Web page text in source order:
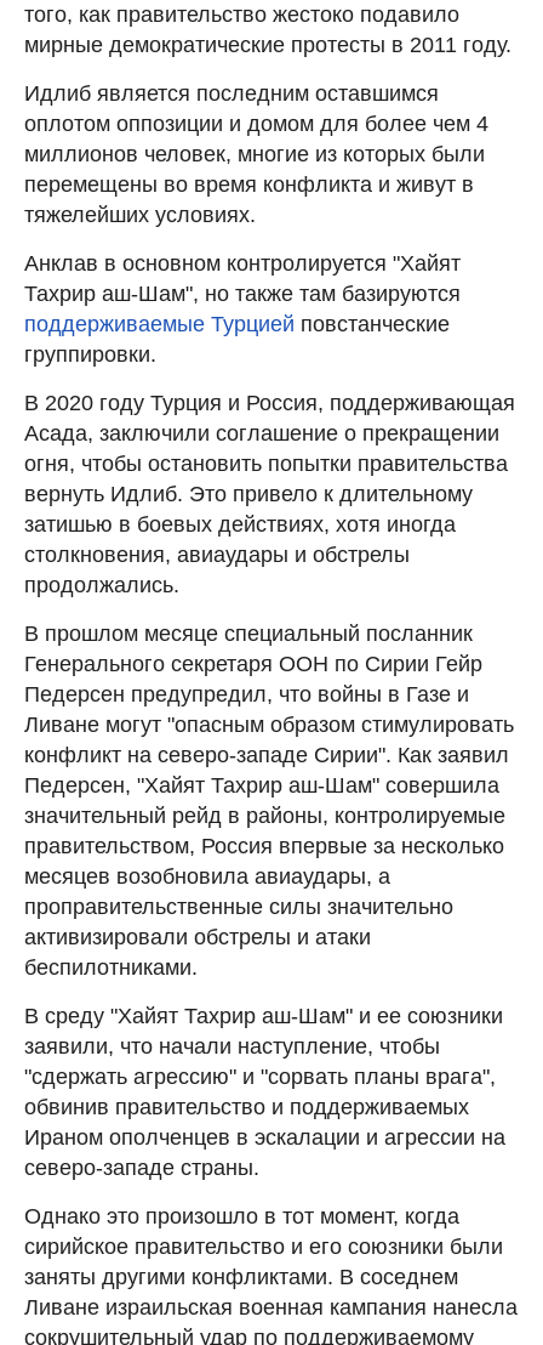
того, как правительство жестоко подавило
мирные демократические протесты в 2011 году.
Идлиб является последним оставшимся
оплотом оппозиции и домом для более чем 4
миллионов человек, многие из которых были
перемещены во время конфликта и живут в
тяжелейших условиях.
Анклав в основном контролируется "Хайят
Тахрир аш-Шам", но также там базируются
поддерживаемые Турцией повстанческие
группировки.
В 2020 году Турция и Россия, поддерживающая
Асада, заключили соглашение о прекращении
огня, чтобы остановить попытки правительства
вернуть Идлиб. Это привело к длительному
затишью в боевых действиях, хотя иногда
столкновения, авиаудары и обстрелы
продолжались.
В прошлом месяце специальный посланник
Генерального секретаря ООН по Сирии Гейр
Педерсен предупредил, что войны в Газе и
Ливане могут "опасным образом стимулировать
конфликт на северо-западе Сирии". Как заявил
Педерсен, "Хайят Тахрир аш-Шам" совершила
значительный рейд в районы, контролируемые
правительством, Россия впервые за несколько
месяцев возобновила авиаудары, а
проправительственные силы значительно
активизировали обстрелы и атаки
беспилотниками.
В среду "Хайят Тахрир аш-Шам" и ее союзники
заявили, что начали наступление, чтобы
"сдержать агрессию" и "сорвать планы врага",
обвинив правительство и поддерживаемых
Ираном ополченцев в эскалации и агрессии на
северо-западе страны.
Однако это произошло в тот момент, когда
сирийское правительство и его союзники были
заняты другими конфликтами. В соседнем
Ливане израильская военная кампания нанесла
сокрушительный удар по поддерживаемому